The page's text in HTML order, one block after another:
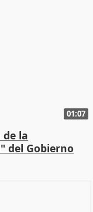
01:07
la
del Gobierno